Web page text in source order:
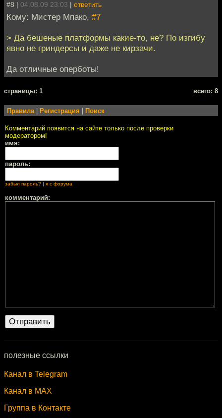
#8 | 04.08.09 23:03 | ответить
Кому: Мистер Мпако, #7
> Да бешеные платформы какие-то, не? По изгибу
явно не гриндерсы и даже не кирзачи.
Да отличные оперботы!
cтраницы: 1 всего: 8
Правила| Регистрация Поиск
Комментарий появится на сайте только после проверки
модератором!
имя:
пароль:
забыл пароль? | я с форума
комментарий:
полезные ссылки
Канал в Telegram
Канал в MAX
Группа в Контакте